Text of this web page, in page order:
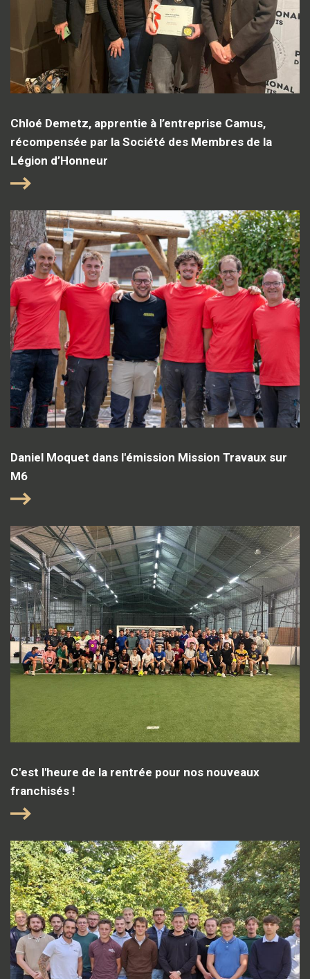
Chloé Demetz, apprentie à l’entreprise Camus,
récompensée par la Société des Membres de la
Légion d’Honneur
Daniel Moquet dans l'émission Mission Travaux sur
M6
C'est l'heure de la rentrée pour nos nouveaux
franchisés !